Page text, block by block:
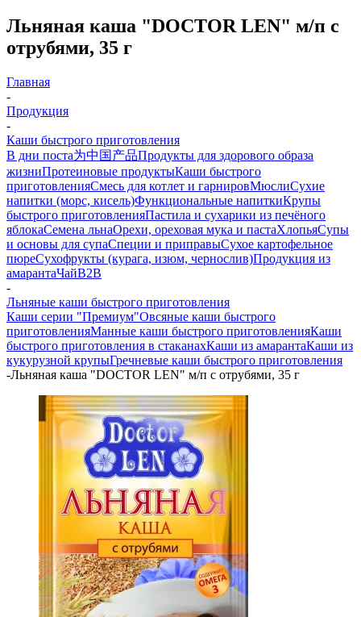
Льняная каша "DOCTOR LEN" м/п с
отрубями, 35 г
Главная
-
Продукция
-
Каши быстрого приготовления
В дни поста为中国产品Продукты для здорового образа
жизниПротеиновые продуктыКаши быстрого
приготовленияСмесь для котлет и гарнировМюслиСухие
напитки (морс, кисель)Функциональные напиткиКрупы
быстрого приготовленияПастила и сухарики из печёного
яблокаСемена льнаОрехи, ореховая мука и пастаХлопьяСупы
и основы для супаСпеции и приправыСухое картофельное
пюреСухофрукты (курага, изюм, чернослив)Продукция из
амарантаЧайB2B
-
Льняные каши быстрого приготовления
Каши серии "Премиум"Овсяные каши быстрого
приготовленияМанные каши быстрого приготовленияКаши
быстрого приготовления в стаканахКаши из амарантаКаши из
кукурузной крупыГречневые каши быстрого приготовления
-Льняная каша "DOCTOR LEN" м/п с отрубями, 35 г